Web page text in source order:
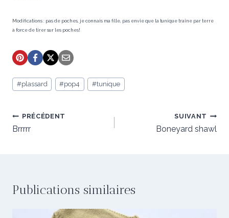
Modifications : pas de poches, je connais ma fille, pas envie que la tunique traîne par terre
à force de tirer sur les poches!
Étiquettes
de
#plassard #pop4 #tunique
Navigation
de
PRÉCÉDENT
Brrrrr
SUIVANT
Boneyard shawl
Publications similaires